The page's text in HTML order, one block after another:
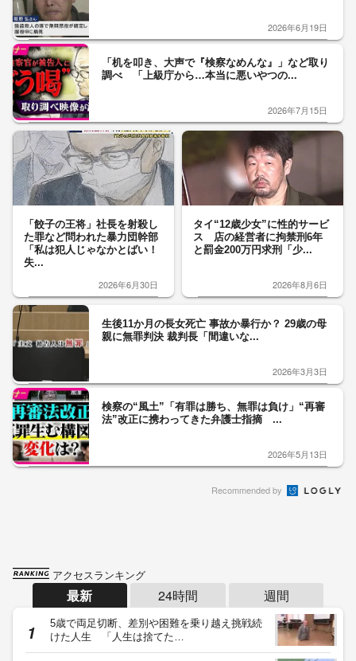
2026年6月19日
「机を叩き、大声で『検察なめんな』」など取り
調べ 「上級庁から…本当に悪いやつの...
2026年7月15日
「餃子の王将」社長を射殺し
た罪など問われた暴力団幹部
「私は犯人じゃなかとばい！
失...
2026年6月30日
タイ“12歳少女”に性的サービ
ス 店の経営者に拘禁刑6年
と罰金200万円求刑「少...
2026年8月6日
生後11か月の長女死亡 事故か暴行か？ 29歳の母
親に無罪判決 裁判長「間違いな...
2026年3月3日
検察の“風土”「有罪は勝ち、無罪は負け」“再審
法”改正に携わってきた弁護士指摘 ...
2026年5月13日
Recommended by
アクセスランキング
最新 24時間 週間
5歳で両足切断、差別や困難を乗り越え挑戦続
けた人生 「人生は捨てた…